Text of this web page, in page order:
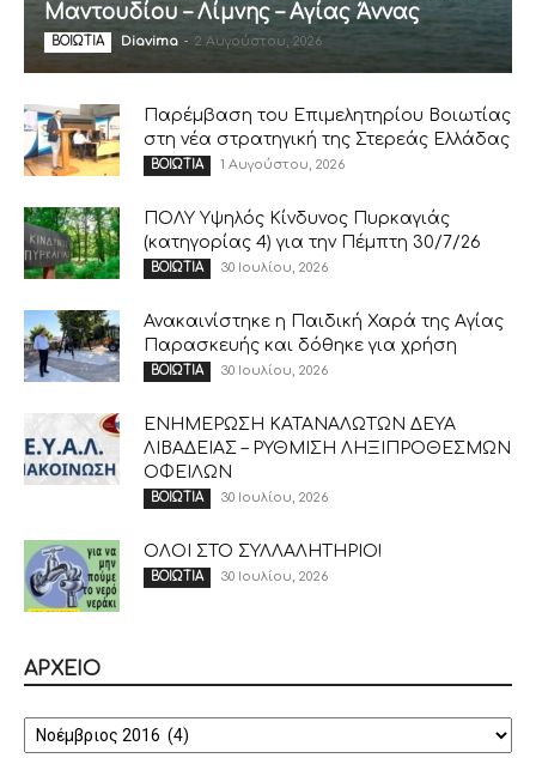
Μαντουδίου – Λίμνης – Αγίας Άννας
ΒΟΙΩΤΙΑ Diavima - 2 Αυγούστου, 2026
Παρέμβαση του Επιμελητηρίου Βοιωτίας
στη νέα στρατηγική της Στερεάς Ελλάδας
ΒΟΙΩΤΙΑ 1 Αυγούστου, 2026
ΠΟΛΥ Υψηλός Κίνδυνος Πυρκαγιάς
(κατηγορίας 4) για την Πέμπτη 30/7/26
ΒΟΙΩΤΙΑ 30 Ιουλίου, 2026
Ανακαινίστηκε η Παιδική Χαρά της Αγίας
Παρασκευής και δόθηκε για χρήση
ΒΟΙΩΤΙΑ 30 Ιουλίου, 2026
ΕΝΗΜΕΡΩΣΗ ΚΑΤΑΝΑΛΩΤΩΝ ΔΕΥΑ
ΛΙΒΑΔΕΙΑΣ – ΡΥΘΜΙΣΗ ΛΗΞΙΠΡΟΘΕΣΜΩΝ
ΟΦΕΙΛΩΝ
ΒΟΙΩΤΙΑ 30 Ιουλίου, 2026
ΟΛΟΙ ΣΤΟ ΣΥΛΛΑΛΗΤΗΡΙΟ!
ΒΟΙΩΤΙΑ 30 Ιουλίου, 2026
ΑΡΧΕΙΟ
ΑΡΧΕΙΟ